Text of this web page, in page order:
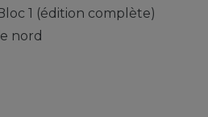
1 (édition complète)
nord